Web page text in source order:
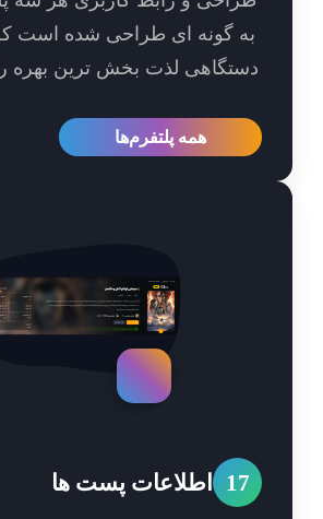
گونه ای طراحی شده است که شما در
لذت بخش ترین بهره را از آن
همه پلتفرم‌ها
اطلاعات پست ها